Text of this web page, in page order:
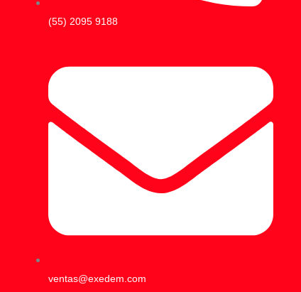
(55) 2095 9188
ventas@exedem.com